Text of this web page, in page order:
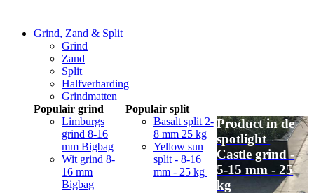
Grind, Zand & Split
Grind
Zand
Split
Halfverharding
Grindmatten
Populair grind
Limburgs
grind 8-16
mm Bigbag
Wit grind 8-
16 mm
Bigbag
Populair split
Basalt split 2-
8 mm 25 kg
Yellow sun
split - 8-16
mm - 25 kg
Product in de
spotlight
Castle grind -
5-15 mm - 25
kg